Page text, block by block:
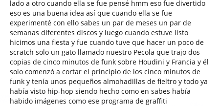
lado a otro cuando ella se fue pensé hmm eso fue divertido
eso es una buena idea así que cuando ella se fue
experimenté con ello sabes un par de meses un par de
semanas diferentes discos y luego cuando estuve listo
hicimos una fiesta y fue cuando tuve que hacer un poco de
scratch solo un gato llamado nuestro Pecola que trajo dos
copias de cinco minutos de funk sobre Houdini y Francia y él
solo comenzó a cortar el principio de los cinco minutos de
funk y tenía unos pequeños almohadillas de fieltro y todo ya
había visto hip-hop siendo hecho como en sabes había
habido imágenes como ese programa de graffiti